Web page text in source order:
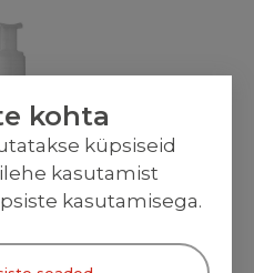
kohta
küpsiseid
kasutamist
kasutamisega.